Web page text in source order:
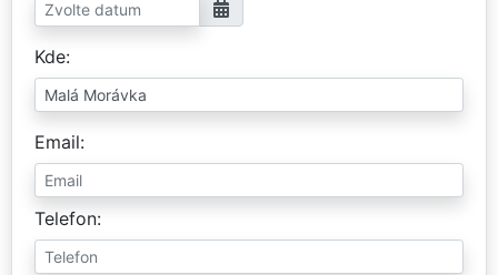
Kde
Email
Telefon